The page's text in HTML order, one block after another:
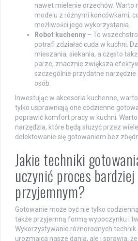
nawet mielenie orzechów. Warto
modelu z różnymi końcówkami,
możliwości jego wykorzystania.
Robot kuchenny – To
potrafi zdziałać cuda w kuchni.
mieszania, siekania, a często
parze, znacznie zwiększa
szczególnie przydatne narzędzie
osób.
Inwestując w akcesoria kuchenne,
tylko usprawniają one codzienne
poprawić komfort pracy w kuchni.
narzędzia, które będą służyć przez
delektowanie się gotowaniem bez
Jakie techniki
uczynić proces bardziej
przyjemnym?
Gotowanie może być nie tylko
także przyjemną formą wypoczynku i
Wykorzystywanie różnorodnych
urozmaica nasze dania, ale i sprawia,